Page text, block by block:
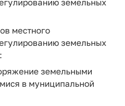
местного
земельных
земельными
в муниципальной